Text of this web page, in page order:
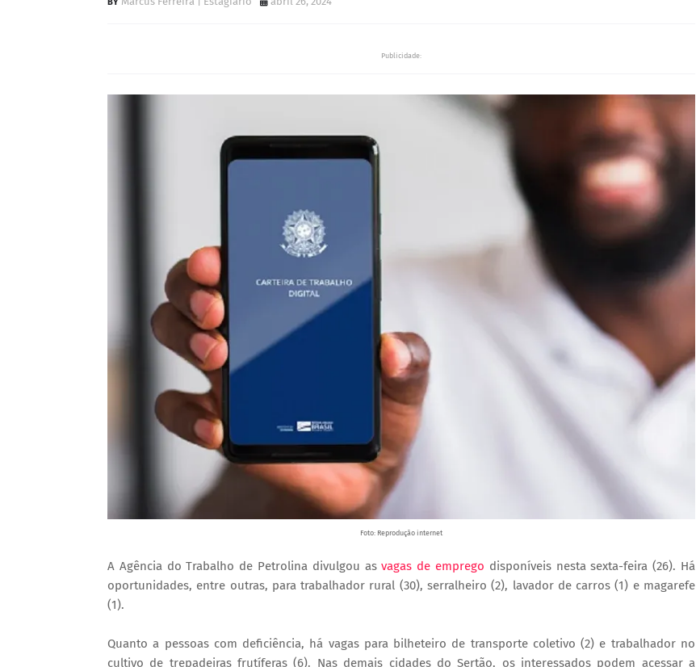
Publicidade:
Foto: Reprodução internet
A Agência do Trabalho de Petrolina divulgou asvagas de emprego disponíveis nesta sexta-feira (26). Há
oportunidades, entre outras, para trabalhador rural (30), serralheiro (2), lavador de carros (1) e magarefe
(1).
Quanto a pessoas com deficiência, há vagas para bilheteiro de transporte coletivo (2) e trabalhador no
cultivo de trepadeiras frutíferas (6). Nas demais cidades do Sertão, os interessados podem acessar a